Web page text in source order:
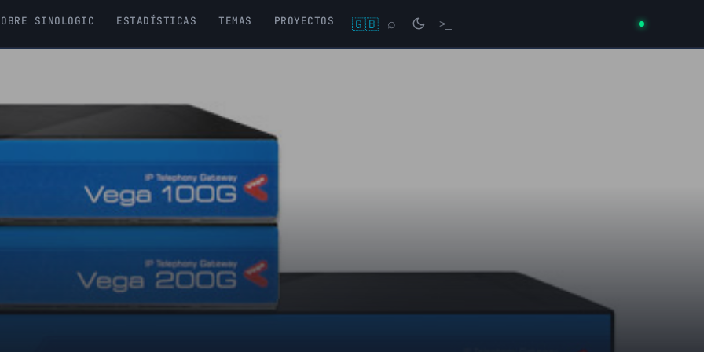
SINOLOGIC ESTADÍSTICAS TEMAS PROYECTOS 🇬🇧 ⌕ >_